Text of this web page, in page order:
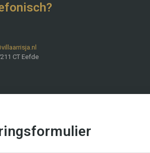
CT Eefde